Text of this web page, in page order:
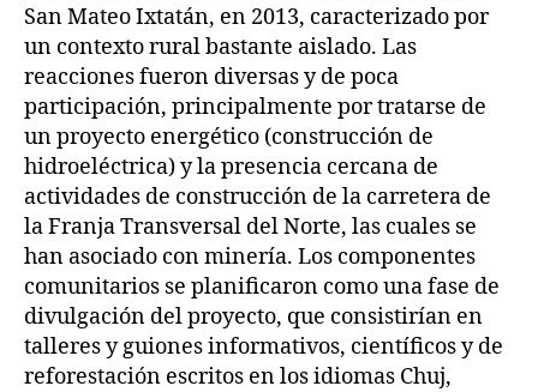
San Mateo Ixtatán, en 2013, caracterizado por
un contexto rural bastante aislado. Las
reacciones fueron diversas y de poca
participación, principalmente por tratarse de
un proyecto energético (construcción de
hidroeléctrica) y la presencia cercana de
actividades de construcción de la carretera de
la Franja Transversal del Norte, las cuales se
han asociado con minería. Los componentes
comunitarios se planificaron como una fase de
divulgación del proyecto, que consistirían en
talleres y guiones informativos, científicos y de
reforestación escritos en los idiomas Chuj,